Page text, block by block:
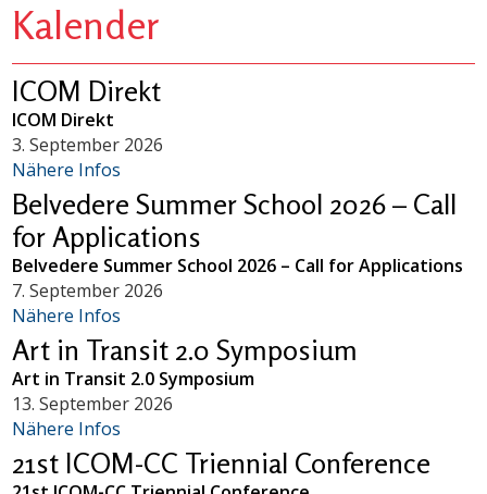
Kalender
ICOM Direkt
ICOM Direkt
3. September 2026
Nähere Infos
Belvedere Summer School 2026 – Call
for Applications
Belvedere Summer School 2026 – Call for Applications
7. September 2026
Nähere Infos
Art in Transit 2.0 Symposium
Art in Transit 2.0 Symposium
13. September 2026
Nähere Infos
21st ICOM-CC Triennial Conference